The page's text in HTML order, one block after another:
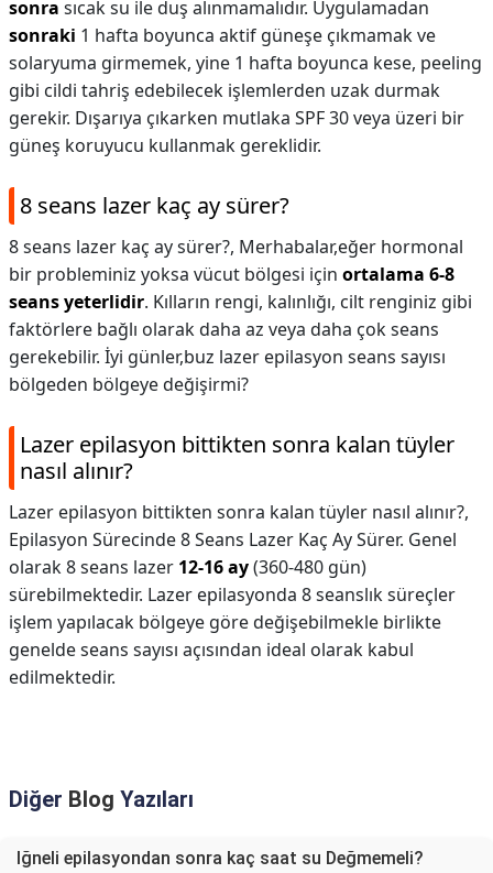
sonra sıcak su ile duş alınmamalıdır. Uygulamadan
sonraki 1 hafta boyunca aktif güneşe çıkmamak ve
solaryuma girmemek, yine 1 hafta boyunca kese, peeling
gibi cildi tahriş edebilecek işlemlerden uzak durmak
gerekir. Dışarıya çıkarken mutlaka SPF 30 veya üzeri bir
güneş koruyucu kullanmak gereklidir.
8 seans lazer kaç ay sürer?
8 seans lazer kaç ay sürer?, Merhabalar,eğer hormonal
bir probleminiz yoksa vücut bölgesi için ortalama 6-8
seans yeterlidir. Kılların rengi, kalınlığı, cilt renginiz gibi
faktörlere bağlı olarak daha az veya daha çok seans
gerekebilir. İyi günler,buz lazer epilasyon seans sayısı
bölgeden bölgeye değişirmi?
Lazer epilasyon bittikten sonra kalan tüyler
nasıl alınır?
Lazer epilasyon bittikten sonra kalan tüyler nasıl alınır?,
Epilasyon Sürecinde 8 Seans Lazer Kaç Ay Sürer. Genel
olarak 8 seans lazer 12-16 ay(360-480 gün)
sürebilmektedir. Lazer epilasyonda 8 seanslık süreçler
işlem yapılacak bölgeye göre değişebilmekle birlikte
genelde seans sayısı açısından ideal olarak kabul
edilmektedir.
Diğer Blog Yazıları
Iğneli epilasyondan sonra kaç saat su Değmemeli?